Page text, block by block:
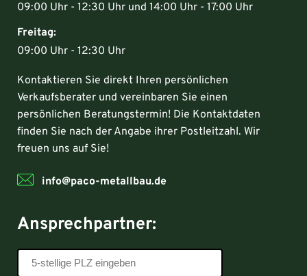
09:00 Uhr - 12:30 Uhr und 14:00 Uhr - 17:00 Uhr
Freitag:
09:00 Uhr - 12:30 Uhr
Kontaktieren Sie direkt Ihren persönlichen
Verkaufsberater und vereinbaren Sie einen
persönlichen Beratungstermin! Die Kontaktdaten
finden Sie nach der Angabe ihrer Postleitzahl. Wir
freuen uns auf Sie!
info@paco-metallbau.de
Ansprechpartner: